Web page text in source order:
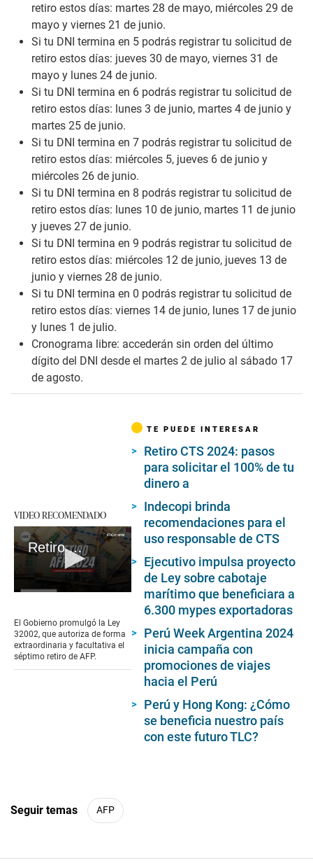
retiro estos días: martes 28 de mayo, miércoles 29 de
mayo y viernes 21 de junio.
Si tu DNI termina en 5 podrás registrar tu solicitud de
retiro estos días: jueves 30 de mayo, viernes 31 de
mayo y lunes 24 de junio.
Si tu DNI termina en 6 podrás registrar tu solicitud de
retiro estos días: lunes 3 de junio, martes 4 de junio y
martes 25 de junio.
Si tu DNI termina en 7 podrás registrar tu solicitud de
retiro estos días: miércoles 5, jueves 6 de junio y
miércoles 26 de junio.
Si tu DNI termina en 8 podrás registrar tu solicitud de
retiro estos días: lunes 10 de junio, martes 11 de junio
y jueves 27 de junio.
Si tu DNI termina en 9 podrás registrar tu solicitud de
retiro estos días: miércoles 12 de junio, jueves 13 de
junio y viernes 28 de junio.
Si tu DNI termina en 0 podrás registrar tu solicitud de
retiro estos días: viernes 14 de junio, lunes 17 de junio
y lunes 1 de julio.
Cronograma libre: accederán sin orden del último
dígito del DNI desde el martes 2 de julio al sábado 17
de agosto.
VIDEO RECOMENDADO
Retiro AFP 2024: link oficial y guía completa para realizar la solicitud
of
2
minutes,
39
seconds
El Gobierno promulgó la Ley
32002, que autoriza de forma
extraordinaria y facultativa el
séptimo retiro de AFP.
TE PUEDE INTERESAR
Retiro CTS 2024: pasos
para solicitar el 100% de tu
dinero a
Indecopi brinda
recomendaciones para el
uso responsable de CTS
Ejecutivo impulsa proyecto
de Ley sobre cabotaje
marítimo que beneficiara a
6.300 mypes exportadoras
Perú Week Argentina 2024
inicia campaña con
promociones de viajes
hacia el Perú
Perú y Hong Kong: ¿Cómo
se beneficia nuestro país
con este futuro TLC?
Seguir temas AFP